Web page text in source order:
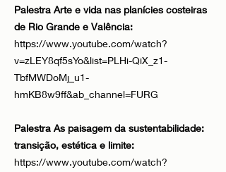
Palestra Arte e vida nas planícies costeiras
de Rio Grande e Valência:
https://www.youtube.com/watch?
v=zLEY8qf5sYo&list=PLHi-QiX_z1-
TbfMWDoMj_u1-
hmKB8w9ff&ab_channel=FURG
Palestra As paisagem da sustentabilidade:
transição, estética e limite:
https://www.youtube.com/watch?